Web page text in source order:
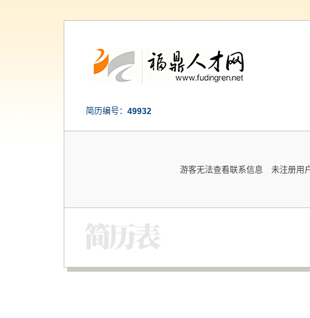
简历编号： 49932
游客无法查看联系信息 未注册用